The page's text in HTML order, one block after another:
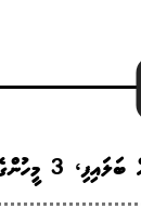
އެެއްވެސް ހަބަރެއްނެތް